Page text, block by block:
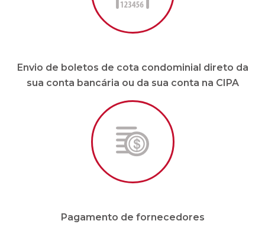
Pagamento de fornecedores